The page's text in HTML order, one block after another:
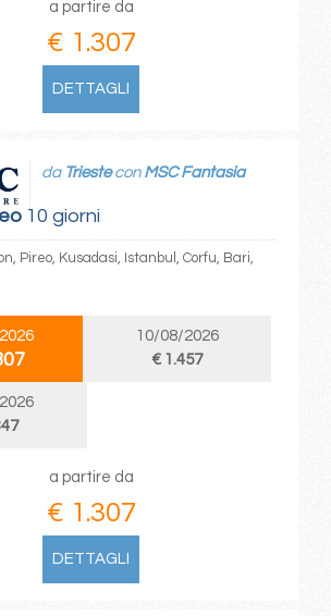
a partire da
€ 1.307
DETTAGLI
10 giorni
da Triestecon MSC Fantasia
Pireo, Kusadasi, Istanbul, Corfu, Bari,
10/08/2026
€ 1.457
a partire da
€ 1.307
DETTAGLI